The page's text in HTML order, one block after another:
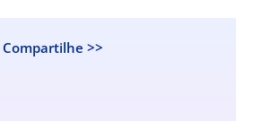
Compartilhe >>